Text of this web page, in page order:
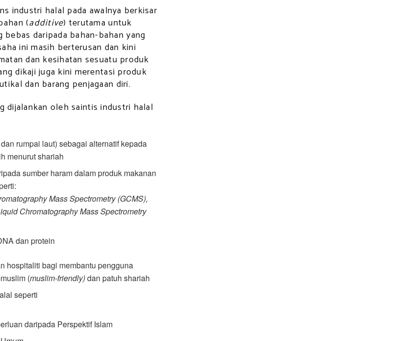
industri halal pada awalnya berkisar
(additive) terutama untuk
daripada bahan-bahan yang
ini masih berterusan dan kini
dan kesihatan sesuatu produk
dikaji juga kini merentasi produk
dan barang penjagaan diri.
dijalankan oleh saintis industri halal
rumpai laut) sebagai alternatif kepada
menurut shariah
sumber haram dalam produk makanan
Mass Spectrometry (GCMS),
Chromatography Mass Spectrometry
dan protein
hospitaliti bagi membantu pengguna
(muslim-friendly)dan patuh shariah
seperti
daripada Perspektif Islam